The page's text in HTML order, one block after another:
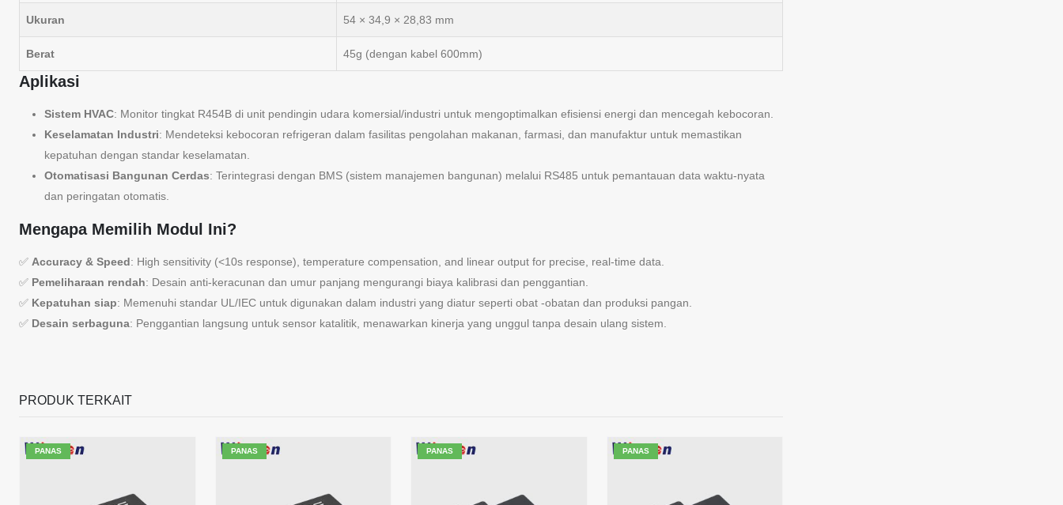
Ukuran 54 × 34,9 × 28,83 mm
Berat 45g (dengan kabel 600mm)
Aplikasi
Sistem HVAC: Monitor tingkat R454B di unit pendingin udara komersial/industri untuk mengoptimalkan efisiensi energi dan mencegah kebocoran.
Keselamatan Industri: Mendeteksi kebocoran refrigeran dalam fasilitas pengolahan makanan, farmasi, dan manufaktur untuk memastikan
kepatuhan dengan standar keselamatan.
Otomatisasi Bangunan Cerdas: Terintegrasi dengan BMS (sistem manajemen bangunan) melalui RS485 untuk pemantauan data waktu-nyata
dan peringatan otomatis.
Mengapa Memilih Modul Ini?
✅ Accuracy & Speed: High sensitivity (<10s response), temperature compensation, and linear output for precise, real-time data.
✅ Pemeliharaan rendah: Desain anti-keracunan dan umur panjang mengurangi biaya kalibrasi dan penggantian.
✅ Kepatuhan siap: Memenuhi standar UL/IEC untuk digunakan dalam industri yang diatur seperti obat -obatan dan produksi pangan.
✅ Desain serbaguna: Penggantian langsung untuk sensor katalitik, menawarkan kinerja yang unggul tanpa desain ulang sistem.
PRODUK TERKAIT
PANAS PANAS PANAS PANAS